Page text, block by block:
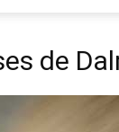
de